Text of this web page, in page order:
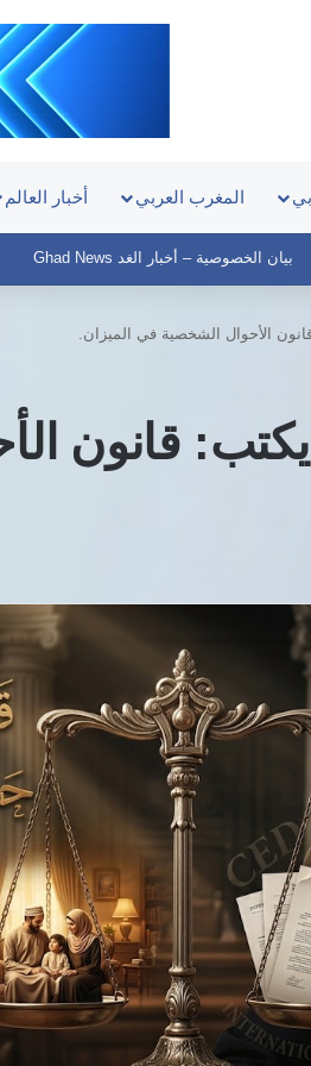
المغرب العربي أخبار العالم
بيان الخصوصية – أخبار الغد Ghad News
الأحوال الشخصية في الميزان.
قانون
قصر العيني يطلق «100 يوم صحة»
عن السرطان والأمراض
بالمجان
مع
ثقة